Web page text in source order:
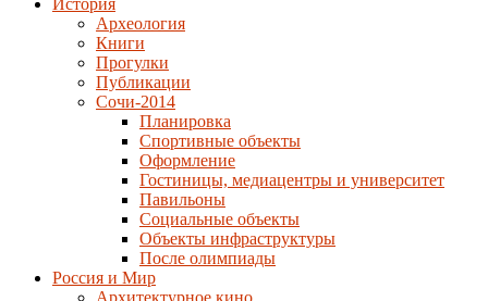
История
Археология
Книги
Прогулки
Публикации
Сочи-2014
Планировка
Спортивные объекты
Оформление
Гостиницы, медиацентры и университет
Павильоны
Социальные объекты
Объекты инфраструктуры
После олимпиады
Россия и Мир
Архитектурное кино